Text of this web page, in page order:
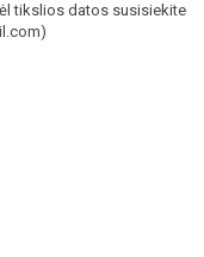
tikslios datos susisiekite